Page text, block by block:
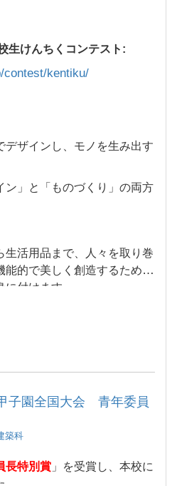
生けんちくコンテスト:
contest/kentiku/
デザインし、モノを生み出す
ン」と「ものづくり」の両方
生活用品まで、人々を取り巻
能的で美しく創造するために
付けます。
子園全国大会 青年委員
築科
長特別賞 」を受賞し、本校に